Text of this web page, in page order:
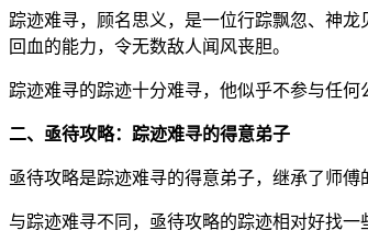
踪迹难寻，顾名思义，是一位行踪飘忽、神
回血的能力，令无数敌人闻风丧胆。
踪迹难寻的踪迹十分难寻，他似乎不参与任
二、亟待攻略：踪迹难寻的得意弟子
亟待攻略是踪迹难寻的得意弟子，继承了师
与踪迹难寻不同，亟待攻略的踪迹相对好找